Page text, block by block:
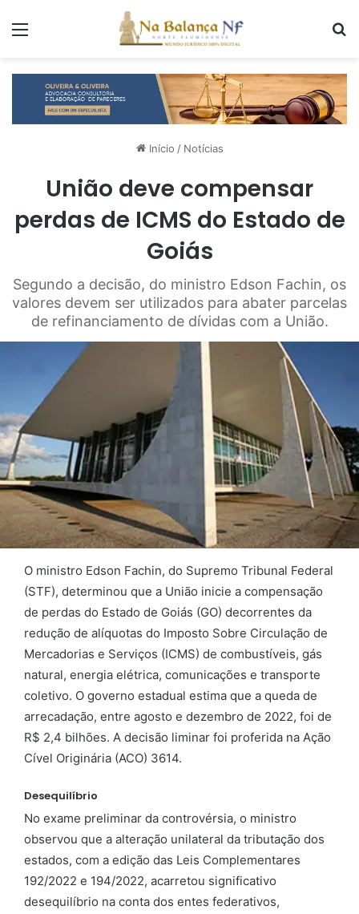
Início / Notícias
União deve compensar
perdas de ICMS do Estado de
Goiás
Segundo a decisão, do ministro Edson Fachin, os
valores devem ser utilizados para abater parcelas
de refinanciamento de dívidas com a União.
O ministro Edson Fachin, do Supremo Tribunal Federal
(STF), determinou que a União inicie a compensação
de perdas do Estado de Goiás (GO) decorrentes da
redução de alíquotas do Imposto Sobre Circulação de
Mercadorias e Serviços (ICMS) de combustíveis, gás
natural, energia elétrica, comunicações e transporte
coletivo. O governo estadual estima que a queda de
arrecadação, entre agosto e dezembro de 2022, foi de
R$ 2,4 bilhões. A decisão liminar foi proferida na Ação
Cível Originária (ACO) 3614.
Desequilíbrio
No exame preliminar da controvérsia, o ministro
observou que a alteração unilateral da tributação dos
estados, com a edição das Leis Complementares
192/2022 e 194/2022, acarretou significativo
desequilíbrio na conta dos entes federativos,